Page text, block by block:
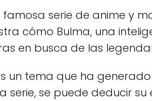
famosa serie de anime y
cómo Bulma, una
en busca de las
un tema que ha
serie, se puede deducir